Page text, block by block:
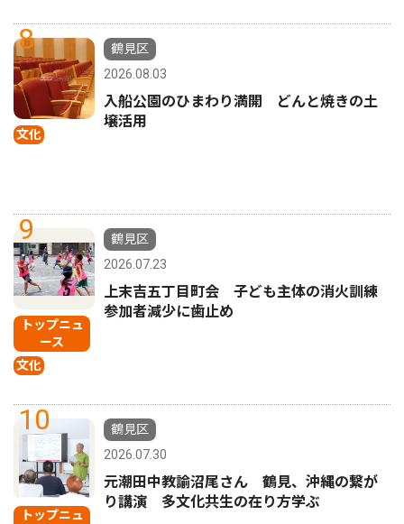
8
文化
鶴見区
2026.08.03
入船公園のひまわり満開 どんと焼きの土
壌活用
9
トップニュ
ース
文化
鶴見区
2026.07.23
上末吉五丁目町会 子ども主体の消火訓練
参加者減少に歯止め
10
トップニュ
鶴見区
2026.07.30
元潮田中教諭沼尾さん 鶴見、沖縄の繋が
り講演 多文化共生の在り方学ぶ